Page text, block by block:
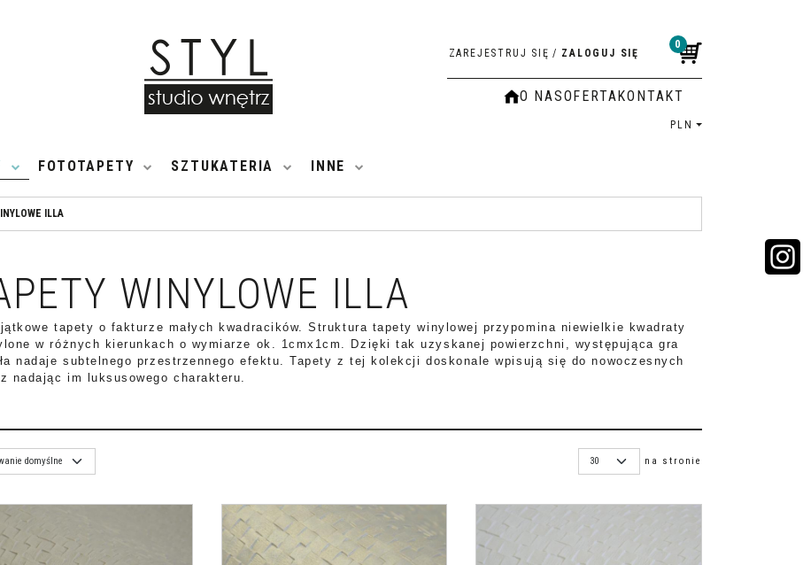
0
ZAREJESTRUJ SIĘ / ZALOGUJ SIĘ
O NASOFERTAKONTAKT
PLN
FOTOTAPETY SZTUKATERIA INNE
ILLA
WINYLOWE ILLA
tapety o fakturze małych kwadracików. Struktura tapety winylowej przypomina niewielkie kwadraty
w różnych kierunkach o wymiarze ok. 1cmx1cm. Dzięki tak uzyskanej powierzchni, występująca gra
nadaje subtelnego przestrzennego efektu. Tapety z tej kolekcji doskonale wpisują się do nowoczesnych
nadając im luksusowego charakteru.
na stronie